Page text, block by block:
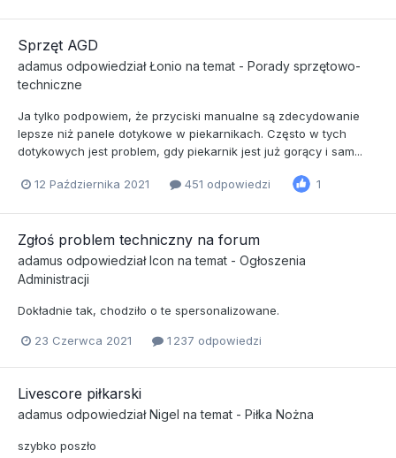
Sprzęt AGD
adamus odpowiedziałŁonio na temat - Porady sprzętowo-
techniczne
Ja tylko podpowiem, że przyciski manualne są zdecydowanie
lepsze niż panele dotykowe w piekarnikach. Często w tych
dotykowych jest problem, gdy piekarnik jest już gorący i sam...
12 Października 2021 451 odpowiedzi 1
Zgłoś problem techniczny na forum
adamus odpowiedziałIcon na temat - Ogłoszenia
Administracji
Dokładnie tak, chodziło o te spersonalizowane.
23 Czerwca 2021 1 237 odpowiedzi
Livescore piłkarski
adamus odpowiedziałNigel na temat - Piłka Nożna
szybko poszło